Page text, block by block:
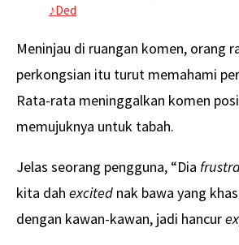
♪Ded
Meninjau di ruangan komen, orang
perkongsian itu turut memahami
Rata-rata meninggalkan komen
memujuknya untuk tabah.
Jelas seorang pengguna, “Dia
kita dah excited nak bawa yang
dengan kawan-kawan, jadi hancur